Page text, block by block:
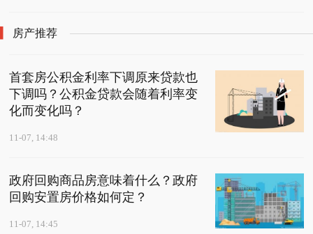
房产推荐
首套房公积金利率下调原来贷款也
下调吗？公积金贷款会随着利率变
化而变化吗？
11-07, 14:48
政府回购商品房意味着什么？政府
回购安置房价格如何定？
11-07, 14:45